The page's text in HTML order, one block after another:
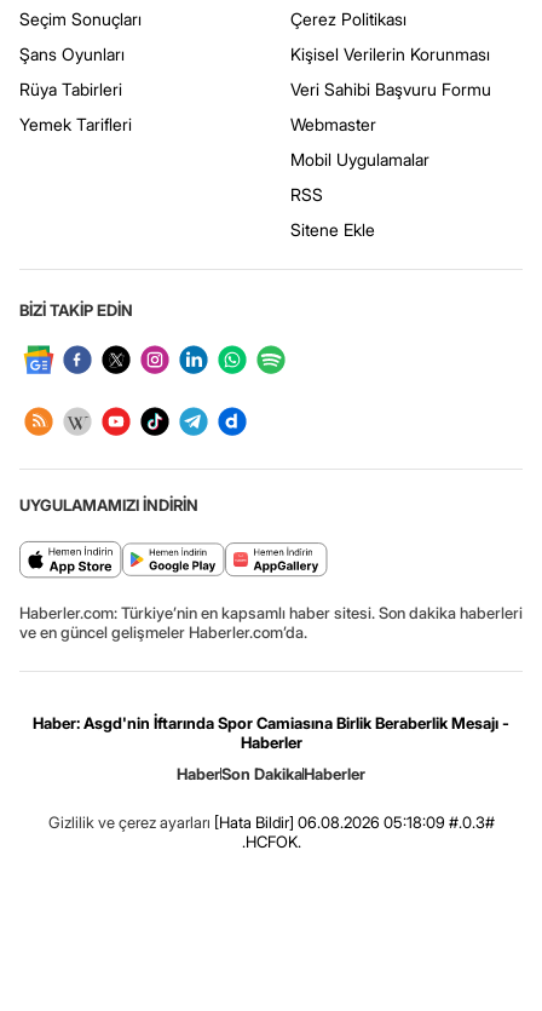
Seçim Sonuçları
Şans Oyunları
Rüya Tabirleri
Yemek Tarifleri
Çerez Politikası
Kişisel Verilerin Korunması
Veri Sahibi Başvuru Formu
Webmaster
Mobil Uygulamalar
RSS
Sitene Ekle
BİZİ TAKİP EDİN
UYGULAMAMIZI İNDİRİN
Haberler.com: Türkiye’nin en kapsamlı haber sitesi. Son dakika haberleri
ve en güncel gelişmeler Haberler.com’da.
Haber: Asgd'nin İftarında Spor Camiasına Birlik Beraberlik Mesajı -
Haberler
HaberSon DakikaHaberler
Gizlilik ve çerez ayarları [Hata Bildir] 06.08.2026 05:18:09 #.0.3#
.HCFOK.